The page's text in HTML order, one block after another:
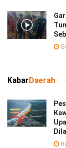
KabarDaerah